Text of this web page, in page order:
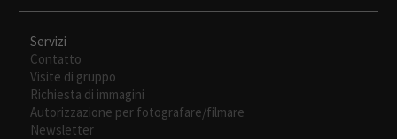
Servizi
Contatto
Visite di gruppo
Richiesta di immagini
Autorizzazione per fotografare/filmare
Newsletter